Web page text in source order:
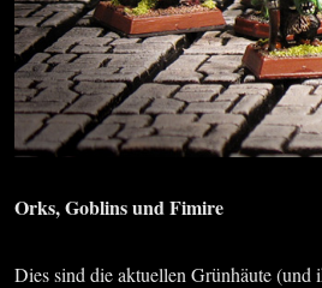
Orks, Goblins und Fimire
Dies sind die aktuellen Grünhäute